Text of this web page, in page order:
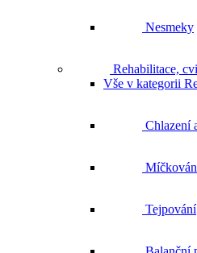
Nesmeky
Rehabilitace,
Vše v kategorii
Chlazení
Tejpování